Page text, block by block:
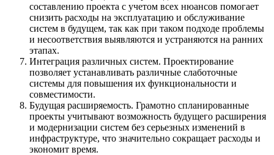
составлению проекта с учетом всех нюансов помогает
снизить расходы на эксплуатацию и обслуживание
систем в будущем, так как при таком подходе проблемы
и несоответствия выявляются и устраняются на ранних
этапах.
Интеграция различных систем. Проектирование
позволяет устанавливать различные слаботочные
системы для повышения их функциональности и
совместимости.
Будущая расширяемость. Грамотно спланированные
проекты учитывают возможность будущего расширения
и модернизации систем без серьезных изменений в
инфраструктуре, что значительно сокращает расходы и
экономит время.